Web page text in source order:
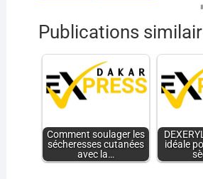
Publications
Comment soulager les
sécheresses cutanées
avec la…
idéale